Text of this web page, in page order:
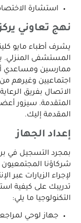
استشارة
نهج تعاوني
يشرف أطباء مايو
المستشفى المنزلي.
ممارسين ومساعدي
اجتماعيين وغيرهم
الاتصال بفريق
المتقدمة. سيزور
المقدمة إليك.
إعداد الجهاز
بمجرد التسجيل في
شركاؤنا
لإجراء الزيارات عبر
تدريبك على كيفية
التكنولوجيا ما يلي:
جهاز لوحي